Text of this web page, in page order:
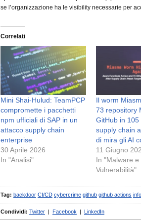
se l’organizzazione ha le visibility necessarie per
Correlati
Mini Shai-Hulud: TeamPCP
compromette i pacchetti
npm ufficiali di SAP in un
attacco supply chain
enterprise
30 Aprile 2026
In "Analisi"
Il worm
73 repository
GitHub in 105
supply chain
di mira gli AI
11 Giugno
In "Malware e
Vulnerabilità"
Tag: backdoor CI/CD cybercrime github github actions
Condividi: Twitter | Facebook | LinkedIn